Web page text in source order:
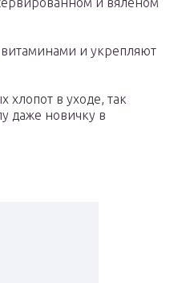
и укрепляют
в уходе, так
даже новичку в